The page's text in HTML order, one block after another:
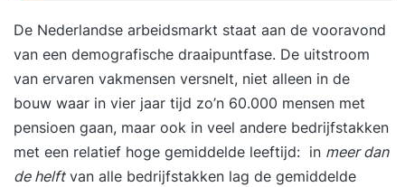
De Nederlandse arbeidsmarkt staat aan de vooravond
van een demografische draaipuntfase. De uitstroom
van ervaren vakmensen versnelt, niet alleen in de
bouw waar in vier jaar tijd zo’n 60.000 mensen met
pensioen gaan, maar ook in veel andere bedrijfstakken
met een relatief hoge gemiddelde leeftijd: in meer dan
de helftvan alle bedrijfstakken lag de gemiddelde